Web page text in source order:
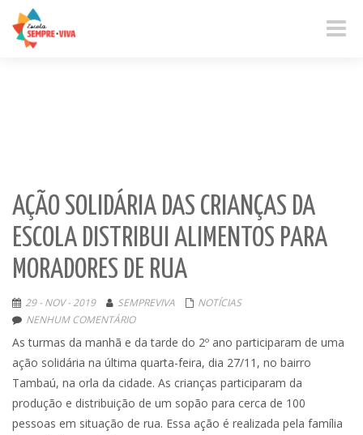
Toggle
AÇÃO SOLIDÁRIA DAS CRIANÇAS DA
ESCOLA DISTRIBUI ALIMENTOS PARA
MORADORES DE RUA
29 - NOV - 2019 SEMPREVIVA
NOTÍCIAS
NENHUM COMENTÁRIO
As turmas da manhã e da tarde do 2º ano participaram de uma
ação solidária na última quarta-feira, dia 27/11, no bairro
Tambaú, na orla da cidade. As crianças participaram da
produção e distribuição de um sopão para cerca de 100
pessoas em situação de rua. Essa ação é realizada pela família